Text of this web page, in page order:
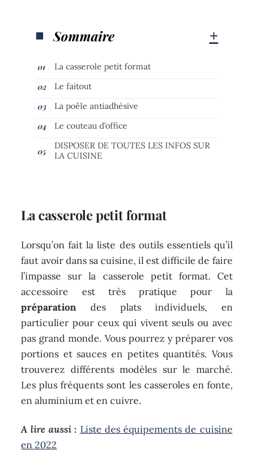
Sommaire
La casserole petit format
Le faitout
La poêle antiadhésive
Le couteau d’office
DISPOSER DE TOUTES LES INFOS SUR
LA CUISINE
La casserole petit format
Lorsqu’on fait la liste des outils essentiels qu’il
faut avoir dans sa cuisine, il est difficile de faire
l’impasse sur la casserole petit format. Cet
accessoire est très pratique pour la
préparation des plats individuels, en
particulier pour ceux qui vivent seuls ou avec
pas grand monde. Vous pourrez y préparer vos
portions et sauces en petites quantités. Vous
trouverez différents modèles sur le marché.
Les plus fréquents sont les casseroles en fonte,
en aluminium et en cuivre.
A lire aussi : Liste des équipements de cuisine
en 2022